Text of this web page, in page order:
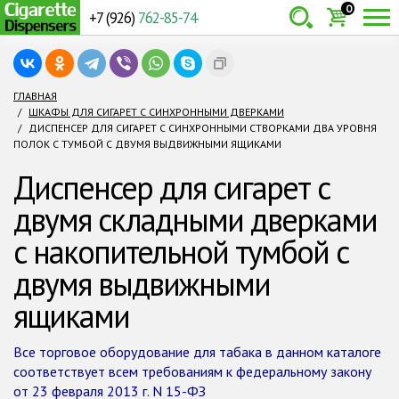
+7 (926)762-85-74 0
руб.
ГЛАВНАЯ
ШКАФЫ ДЛЯ СИГАРЕТ С СИНХРОННЫМИ ДВЕРКАМИ
ДИСПЕНСЕР ДЛЯ СИГАРЕТ С СИНХРОННЫМИ СТВОРКАМИ ДВА УРОВНЯ
ПОЛОК С ТУМБОЙ С ДВУМЯ ВЫДВИЖНЫМИ ЯЩИКАМИ
Диспенсер для сигарет с
двумя складными дверками
с накопительной тумбой с
двумя выдвижными
ящиками
Все торговое оборудование для табака в данном каталоге
соответствует всем требованиям к федеральному закону
от 23 февраля 2013 г. N 15-ФЗ